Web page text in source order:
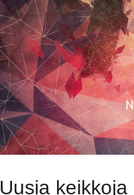
Uusia